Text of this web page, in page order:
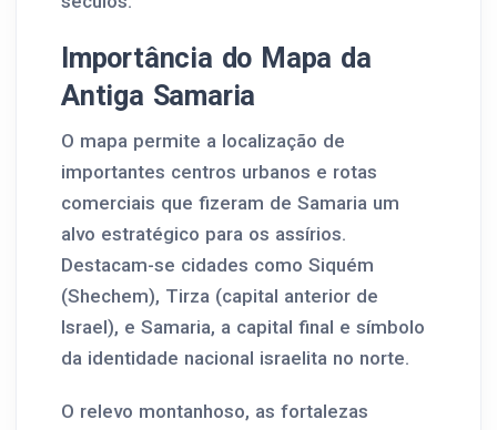
Importância do Mapa da
Antiga Samaria
O mapa permite a localização de
importantes centros urbanos e rotas
comerciais que fizeram de Samaria um
alvo estratégico para os assírios.
Destacam-se cidades como Siquém
(Shechem), Tirza (capital anterior de
Israel), e Samaria, a capital final e símbolo
da identidade nacional israelita no norte.
O relevo montanhoso, as fortalezas